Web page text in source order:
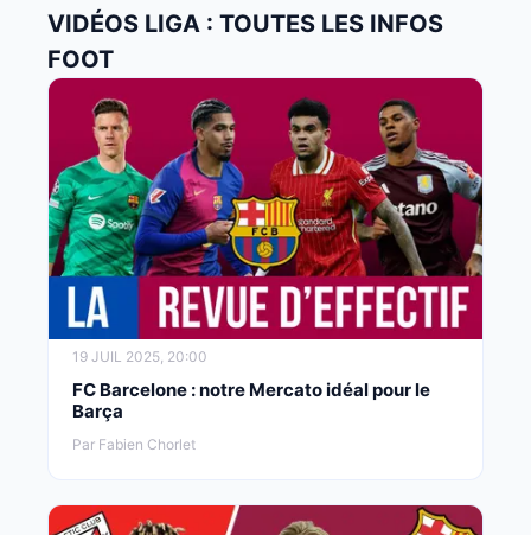
VIDÉOS LIGA : TOUTES LES INFOS
FOOT
19 JUIL 2025, 20:00
FC Barcelone : notre Mercato idéal pour le
Barça
Par Fabien Chorlet